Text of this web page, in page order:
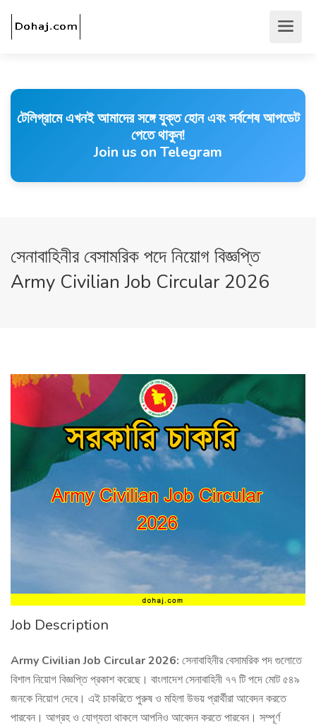
টেলিগ্রামে এখনই আমাদের সঙ্গে যুক্ত হোন এবং সর্বশেষ আপডেট
পেতে থাকুন!
Join us on Telegram
সেনাবাহিনীর বেসামরিক পদে নিয়োগ বিজ্ঞপ্তি
Army Civilian Job Circular 2026
Job Description
Army Civilian Job Circular 2026: সেনাবাহিনীর বেসামরিক পদ গুলোতে
বিশাল নিয়োগ বিজ্ঞপ্তি প্রকাশ করেছে। বাংলাদেশ সেনাবাহিনী ৭৭ টি পদে মোট ৫৪৯
জনকে নিয়োগ দেবে। এই চাকরিতে পুরুষ ও মহিলা উভয় প্রার্থীরা আবেদন করতে
পারবেন। আগ্রহ ও যোগ্যতা থাকলে আপনিও আবেদন করতে পারবেন। সম্পূর্ণ